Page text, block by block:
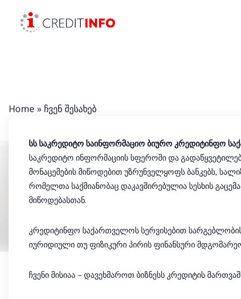
Home » ჩვენ შესახებ
სს საკრედიტო საინფორმაციო ბიურო კრედიტინფო
საკრედიტო ინფორმაციის სფეროში და
მონაცემების მიწოდებით უზრუნველყოფს ბანკებს,
რომელთა საქმიანობაც დაკავშირებულია სესხის
მიწოდებასთან.
კრედიტინფო საქართველოს სერვისებით
იურიდიული თუ ფიზიკური პირის ფინანსური
ჩვენი მისიაა – დავეხმაროთ ბიზნესს კრედიტის